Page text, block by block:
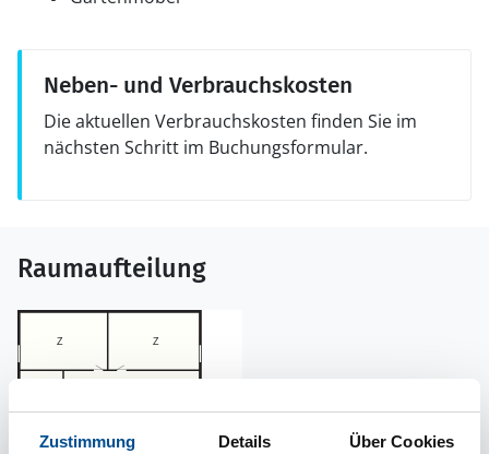
Zustimmung Details Über Cookies
Neben- und Verbrauchskosten
Die aktuellen Verbrauchskosten finden Sie im
nächsten Schritt im Buchungsformular.
Raumaufteilung